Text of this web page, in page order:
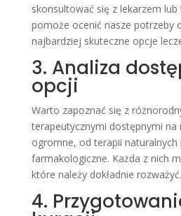
skonsultować się z lekarzem
pomoże ocenić nasze potrzeby
najbardziej skuteczne opcje
3. Analiza
opcji
Warto zapoznać się z
terapeutycznymi dostępnymi na
ogromne, od terapii naturalnych
farmakologiczne. Każda z nich
które należy dokładnie rozważyć.
4.